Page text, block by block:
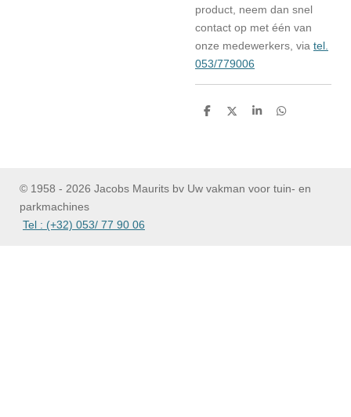
product, neem dan snel
contact op met één van
onze medewerkers, via tel.
053/779006
D
D
S
D
© 1958 - 2026 Jacobs Maurits bv Uw vakman voor tuin- en
parkmachines
Tel : (+32) 053/ 77 90 06